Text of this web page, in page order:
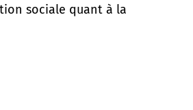
sociale quant à la